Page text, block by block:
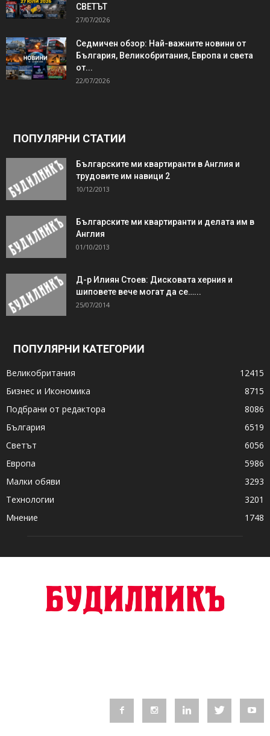
СВЕТЪТ
27/07/2026
Седмичен обзор: Най-важните новини от
България, Великобритания, Европа и света
от...
22/07/2026
ПОПУЛЯРНИ СТАТИИ
Българските ми квартиранти в Англия и
трудовите им навици 2
10/12/2013
Българските ми квартиранти и делата им в
Англия
01/10/2013
Д-р Илиян Стоев: Дисковата херния и
шиповете вече могат да се…...
25/07/2014
ПОПУЛЯРНИ КАТЕГОРИИ
Великобритания
12415
Бизнес и Икономика
8715
Подбрани от редактора
8086
България
6519
Светът
6056
Европа
5986
Малки обяви
3293
Технологии
3201
Мнение
1748